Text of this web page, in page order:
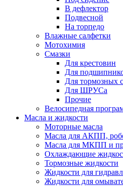
В дефлектор
Подвесной
На торпедо
Влажные салфетки
Мотохимия
Смазки
Для крестовин
Для
Для тормозных
Для ШРУСа
Прочие
Велосипедная
Масла и жидкости
Моторные масла
Масла для АКПП,
Масла для МКПП и
Охлаждающие
Тормозные жидкости
Жидкости для
Жидкости для